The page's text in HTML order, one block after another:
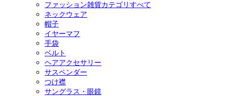
ファッション雑貨カテゴリすべて
ネックウェア
帽子
イヤーマフ
手袋
ベルト
ヘアアクセサリー
サスペンダー
つけ襟
サングラス・眼鏡